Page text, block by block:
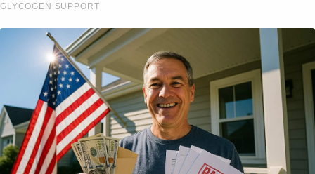
GLYCOGEN SUPPORT